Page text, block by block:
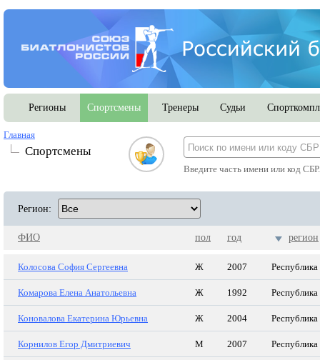
Регионы Спортсмены Тренеры Судьи
Главная
Спортсмены
Введите часть имени или код
Регион:
ФИО пол год регион
Колосова София Сергеевна Ж 2007
Комарова Елена Анатольевна Ж 1992
Коновалова Екатерина Юрьевна Ж 2004
Корнилов Егор Дмитриевич М 2007